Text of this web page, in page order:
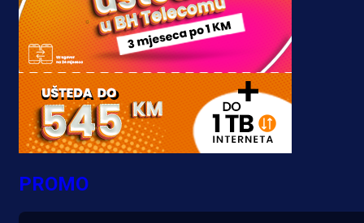
PROMO